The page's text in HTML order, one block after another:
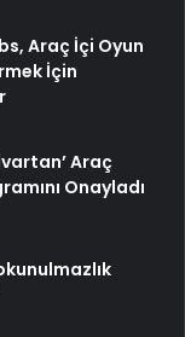
Araç İçi Oyun
İçin
Araç
Onayladı